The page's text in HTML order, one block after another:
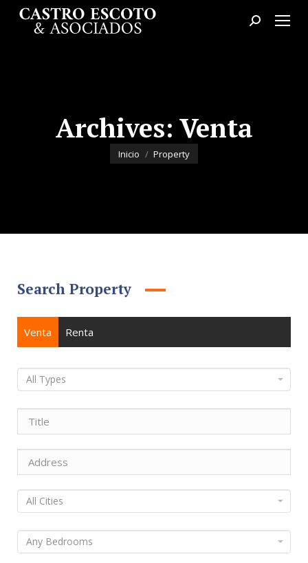
Buscar:
Archives: Venta
Estás aquí:
Inicio Property
Search Property
Venta Renta